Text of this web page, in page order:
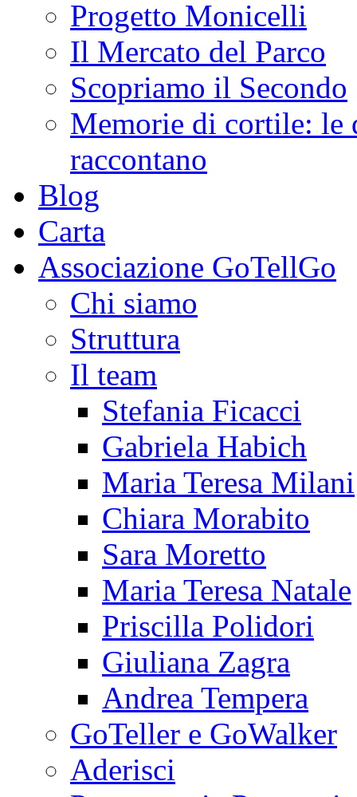
Progetto Monicelli
Il Mercato del Parco
Scopriamo il Secondo
Memorie di cortile: le
raccontano
Blog
Carta
Associazione GoTellGo
Chi siamo
Struttura
Il team
Stefania Ficacci
Gabriela Habich
Maria Teresa Milani
Chiara Morabito
Sara Moretto
Maria Teresa Natale
Priscilla Polidori
Giuliana Zagra
Andrea Tempera
GoTeller e GoWalker
Aderisci